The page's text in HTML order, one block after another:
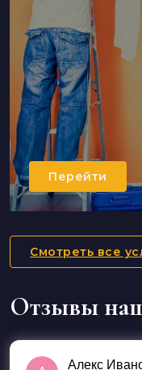
Перейти
Смотреть все
Отзывы
Алекс